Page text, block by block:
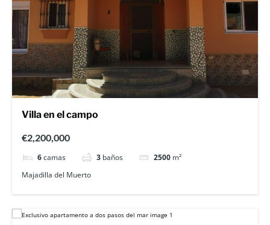
Villa en el campo
€2,200,000
6camas 3 baños 2500 m²
Majadilla del Muerto